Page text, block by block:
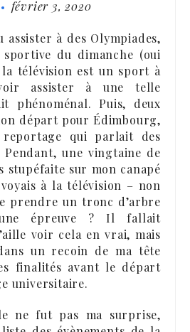
février 3, 2020
assister à des Olympiades,
du dimanche (oui
télévision est un sport à
assister à une telle
phénoménal. Puis, deux
départ pour Édimbourg,
qui parlait des
Pendant, une vingtaine de
stupéfaite sur mon canapé
à la télévision – non
prendre un tronc d’arbre
épreuve ? Il fallait
voir cela en vrai, mais
un recoin de ma tête
finalités avant le départ
universitaire.
ne fut pas ma surprise,